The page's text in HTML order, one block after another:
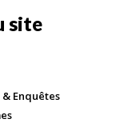
site
Enquêtes